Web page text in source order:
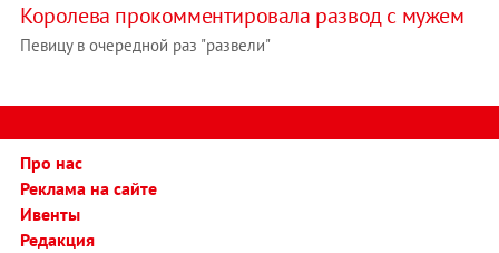
Королева прокомментировала развод с мужем
Певицу в очередной раз "развели"
Про нас
Реклама на сайте
Ивенты
Редакция